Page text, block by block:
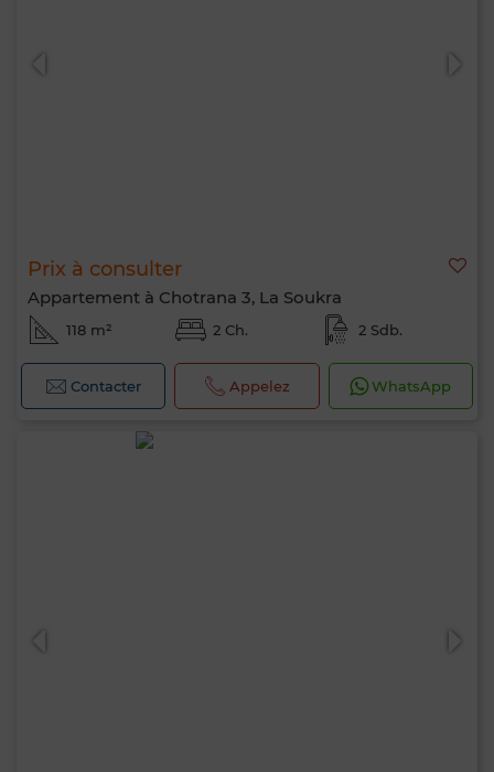
Prix à consulter
Appartement à Chotrana 3, La Soukra
118 m² 2 Ch. 2 Sdb.
Contacter Appelez WhatsApp